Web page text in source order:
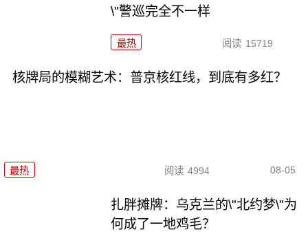
\"警巡完全不一样
最热 阅读 15719
核牌局的模糊艺术：普京核红线，到底有多红？
最热 阅读 4994 08-05
扎胖摊牌：乌克兰的\"北约梦\"为
何成了一地鸡毛？